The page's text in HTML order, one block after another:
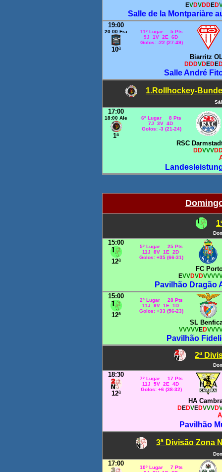
EVDVDDED
Salle de la Montpariàre
19:00
20:00 Fra
10ª
11º Lugar 5 Pts
9J 1V 2E 6D
Golos: -22 (27-49)
Biarritz
DDDVDEDE
Salle André
1.Rollhockey-
17:00
18:00 Ale
1ª
6º Lugar 8 Pts
7J 3V 4D
Golos: -3 (21-24)
RSC
DDVVV
15:00
12ª
5º Lugar 25 Pts
11J 8V 1E 2D
Golos: +35 (66-31)
FC
EVVDVD
Pavilhão Dragão
15:00
12ª
2º Lugar 28 Pts
11J 9V 1E 1D
Golos: +33 (56-23)
SL
VVVVVED
Pavilhão
2ª
18:30
12ª
7º Lugar 17 Pts
11J 5V 2E 4D
Golos: +6 (38-32)
HA
DEDVEDVVVD
Pavilhão
3ª Divisão Zona
17:00
10º Lugar 7 Pts